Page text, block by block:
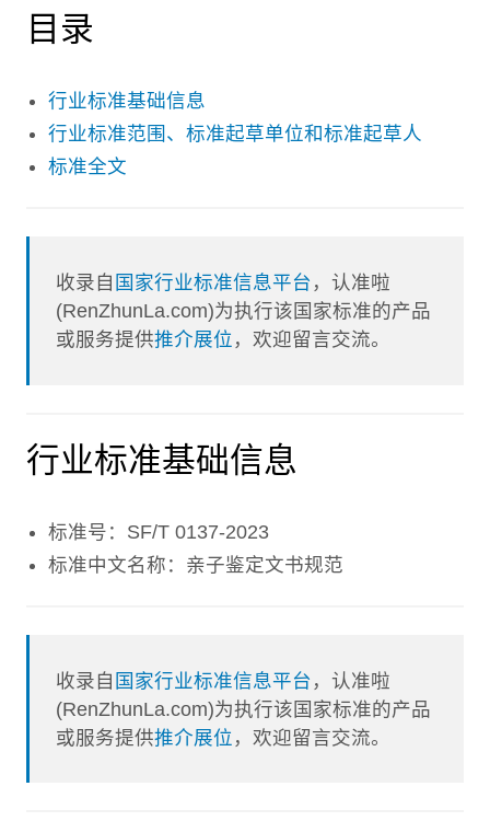
目录
行业标准基础信息
行业标准范围、标准起草单位和标准起草人
标准全文
收录自 国家行业标准信息平台 ，认准啦
(RenZhunLa.com)为执行该国家标准的产品
或服务提供推介展位 ，欢迎留言交流。
行业标准基础信息
标准号：SF/T 0137-2023
标准中文名称：亲子鉴定文书规范
收录自 国家行业标准信息平台 ，认准啦
(RenZhunLa.com)为执行该国家标准的产品
或服务提供推介展位 ，欢迎留言交流。